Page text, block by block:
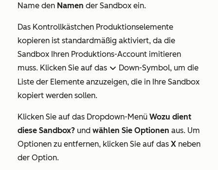
Name den Namen der Sandbox ein.
Das Kontrollkästchen Produktionselemente
kopieren ist standardmäßig aktiviert, da die
Sandbox Ihren Produktions-Account imitieren
muss. Klicken Sie auf das downIcon Down-Symbol, um die
Liste der Elemente anzuzeigen, die in Ihre Sandbox
kopiert werden sollen.
Klicken Sie auf das Dropdown-Menü Wozu dient
diese Sandbox? und wählen Sie Optionen aus. Um
Optionen zu entfernen, klicken Sie auf das X neben
der Option.